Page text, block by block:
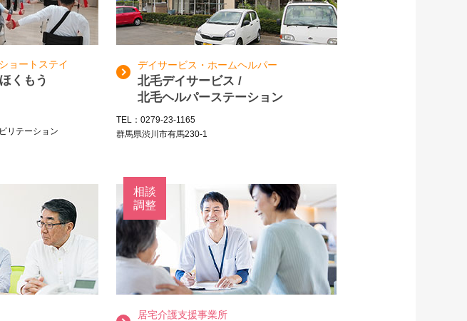
ョートステイ
くもう
リテーション
デイサービス・ホームヘルパー
北毛デイサービス /
北毛ヘルパーステーション
TEL：0279-23-1165
群馬県渋川市有馬230-1
相談
調整
居宅介護支援事業所